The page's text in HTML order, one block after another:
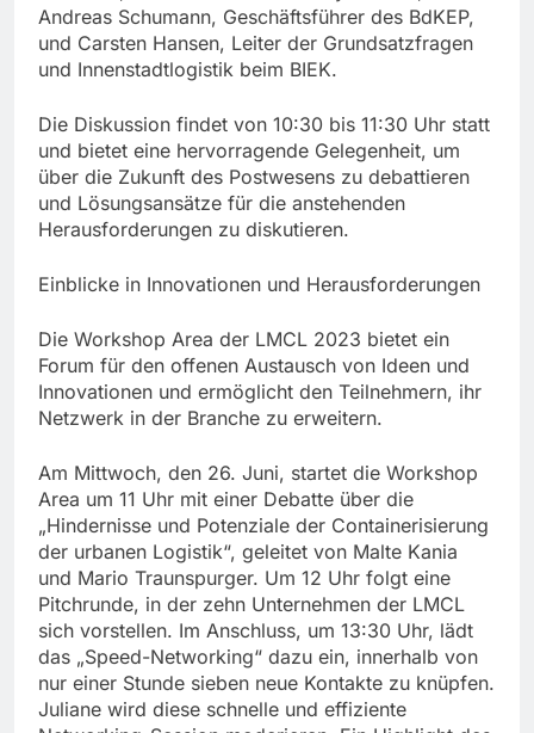
Andreas Schumann, Geschäftsführer des BdKEP,
und Carsten Hansen, Leiter der Grundsatzfragen
und Innenstadtlogistik beim BIEK.
Die Diskussion findet von 10:30 bis 11:30 Uhr statt
und bietet eine hervorragende Gelegenheit, um
über die Zukunft des Postwesens zu debattieren
und Lösungsansätze für die anstehenden
Herausforderungen zu diskutieren.
Einblicke in Innovationen und Herausforderungen
Die Workshop Area der LMCL 2023 bietet ein
Forum für den offenen Austausch von Ideen und
Innovationen und ermöglicht den Teilnehmern, ihr
Netzwerk in der Branche zu erweitern.
Am Mittwoch, den 26. Juni, startet die Workshop
Area um 11 Uhr mit einer Debatte über die
„Hindernisse und Potenziale der Containerisierung
der urbanen Logistik“, geleitet von Malte Kania
und Mario Traunspurger. Um 12 Uhr folgt eine
Pitchrunde, in der zehn Unternehmen der LMCL
sich vorstellen. Im Anschluss, um 13:30 Uhr, lädt
das „Speed-Networking“ dazu ein, innerhalb von
nur einer Stunde sieben neue Kontakte zu knüpfen.
Juliane wird diese schnelle und effiziente